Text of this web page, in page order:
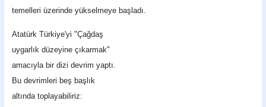
temelleri üzerinde yükselmeye başladı.
Atatürk Türkiye'yi "Çağdaş
uygarlık düzeyine çıkarmak"
amacıyla bir dizi devrim yaptı.
Bu devrimleri beş başlık
altında toplayabiliriz: